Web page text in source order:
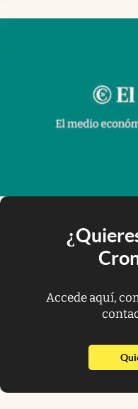
Accede aquí,